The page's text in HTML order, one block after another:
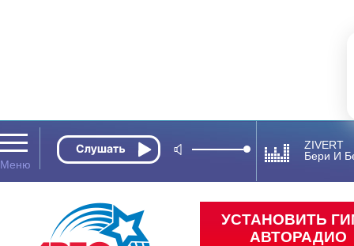
ZIVERT
Бери И
УСТАНОВИТЬ
АВТОРАДИО